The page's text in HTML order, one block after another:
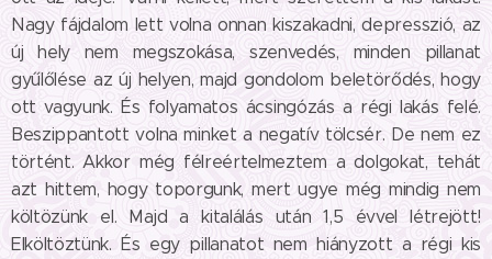
Nagy fájdalom lett volna onnan kiszakadni, depresszió, az
új hely nem megszokása, szenvedés, minden pillanat
gyűlőlése az új helyen, majd gondolom beletörődés, hogy
ott vagyunk. És folyamatos ácsingózás a régi lakás felé.
Beszippantott volna minket a negatív tölcsér. De nem ez
történt. Akkor még félreértelmeztem a dolgokat, tehát
azt hittem, hogy toporgunk, mert ugye még mindig nem
költözünk el. Majd a kitalálás után 1,5 évvel létrejött!
Elköltöztünk. És egy pillanatot nem hiányzott a régi kis